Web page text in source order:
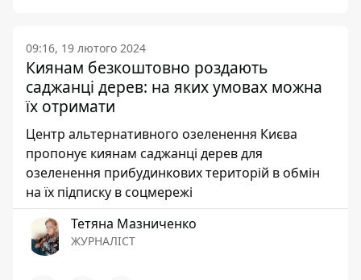
09:16, 19 лютого 2024
Киянам безкоштовно роздають
саджанці дерев: на яких умовах можна
їх отримати
Центр альтернативного озеленення Києва
пропонує киянам саджанці дерев для
озеленення прибудинкових територій в обмін
на їх підписку в соцмережі
Тетяна Мазниченко
ЖУРНАЛІСТ